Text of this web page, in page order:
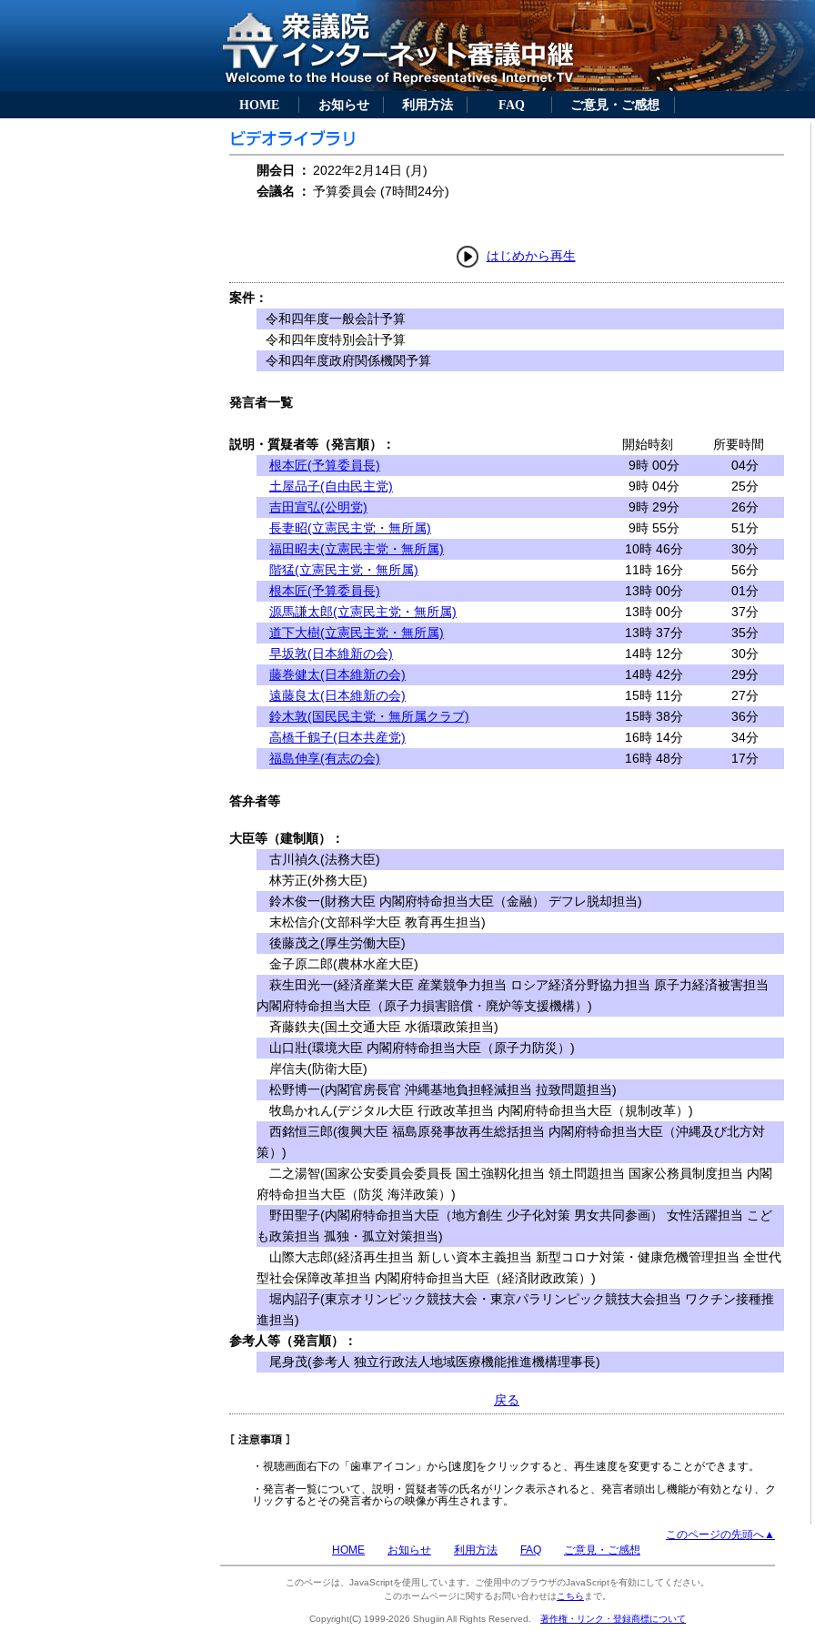
HOME お知らせ 利用方法 FAQ ご意見・ご感想
開会日 ： 2022年2月14日 (月)
会議名
： 予算委員会 (7時間24分)
はじめから再生
案件：
令和四年度一般会計予算
令和四年度特別会計予算
令和四年度政府関係機関予算
発言者一覧
説明・質疑者等（発言順）： 開始時刻
所要時間
根本匠(予算委員長)
9時 00分
04分
土屋品子(自由民主党)
9時 04分
25分
吉田宣弘(公明党)
9時 29分
26分
長妻昭(立憲民主党・無所属)
9時 55分
51分
福田昭夫(立憲民主党・無所属)
10時 46分
30分
階猛(立憲民主党・無所属)
11時 16分
56分
根本匠(予算委員長)
13時 00分
01分
源馬謙太郎(立憲民主党・無所属)
13時 00分
37分
道下大樹(立憲民主党・無所属)
13時 37分
35分
早坂敦(日本維新の会)
14時 12分
30分
藤巻健太(日本維新の会)
14時 42分
29分
遠藤良太(日本維新の会)
15時 11分
27分
鈴木敦(国民民主党・無所属クラブ)
15時 38分
36分
高橋千鶴子(日本共産党)
16時 14分
34分
福島伸享(有志の会)
16時 48分 17分
答弁者等
大臣等（建制順）：
古川禎久(法務大臣)
林芳正(外務大臣)
鈴木俊一(財務大臣 内閣府特命担当大臣（金融） デフレ脱却担当)
末松信介(文部科学大臣 教育再生担当)
後藤茂之(厚生労働大臣)
金子原二郎(農林水産大臣)
萩生田光一(経済産業大臣 産業競争力担当 ロシア経済分野協力担当 原子力経済被害担当
内閣府特命担当大臣（原子力損害賠償・廃炉等支援機構）)
斉藤鉄夫(国土交通大臣 水循環政策担当)
山口壯(環境大臣 内閣府特命担当大臣（原子力防災）)
岸信夫(防衛大臣)
松野博一(内閣官房長官 沖縄基地負担軽減担当 拉致問題担当)
牧島かれん(デジタル大臣 行政改革担当 内閣府特命担当大臣（規制改革）)
西銘恒三郎(復興大臣 福島原発事故再生総括担当 内閣府特命担当大臣（沖縄及び北方対
策）)
二之湯智(国家公安委員会委員長 国土強靱化担当 領土問題担当 国家公務員制度担当 内閣
府特命担当大臣（防災 海洋政策）)
野田聖子(内閣府特命担当大臣（地方創生 少子化対策 男女共同参画） 女性活躍担当 こど
も政策担当 孤独・孤立対策担当)
山際大志郎(経済再生担当 新しい資本主義担当 新型コロナ対策・健康危機管理担当 全世代
型社会保障改革担当 内閣府特命担当大臣（経済財政政策）)
堀内詔子(東京オリンピック競技大会・東京パラリンピック競技大会担当 ワクチン接種推
進担当)
参考人等（発言順）：
尾身茂(参考人 独立行政法人地域医療機能推進機構理事長)
戻る
・視聴画面右下の「歯車アイコン」から[速度]をクリックすると、再生速度を変更することができます。
・発言者一覧について、説明・質疑者等の氏名がリンク表示されると、発言者頭出し機能が有効となり、ク
リックするとその発言者からの映像が再生されます。
このページの先頭へ▲
HOME
お知らせ 利用方法 FAQ ご意見・ご感想
このページは、JavaScriptを使用しています。ご使用中のブラウザのJavaScriptを有効にしてください。
このホームページに関するお問い合わせは こちら まで。
Copyright(C) 1999-2026 Shugiin All Rights Reserved. 著作権・リンク・登録商標について